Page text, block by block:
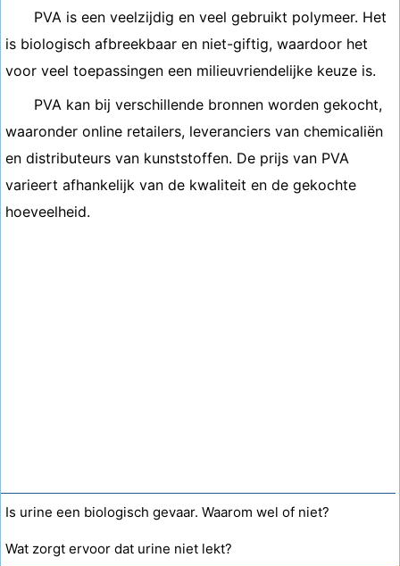
PVA is een veelzijdig en veel gebruikt polymeer. Het
is biologisch afbreekbaar en niet-giftig, waardoor het
voor veel toepassingen een milieuvriendelijke keuze is.
PVA kan bij verschillende bronnen worden gekocht,
waaronder online retailers, leveranciers van chemicaliën
en distributeurs van kunststoffen. De prijs van PVA
varieert afhankelijk van de kwaliteit en de gekochte
hoeveelheid.
Is urine een biologisch gevaar. Waarom wel of niet?
Wat zorgt ervoor dat urine niet lekt?